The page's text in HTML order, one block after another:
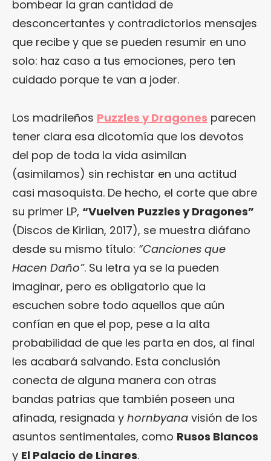
bombear la gran cantidad de
desconcertantes y contradictorios mensajes
que recibe y que se pueden resumir en uno
solo: haz caso a tus emociones, pero ten
cuidado porque te van a joder.
Los madrileños Puzzles y Dragones parecen
tener clara esa dicotomía que los devotos
del pop de toda la vida asimilan
(asimilamos) sin rechistar en una actitud
casi masoquista. De hecho, el corte que abre
su primer LP, “Vuelven Puzzles y Dragones”
(Discos de Kirlian, 2017), se muestra diáfano
desde su mismo título: “Canciones que
Hacen Daño”. Su letra ya se la pueden
imaginar, pero es obligatorio que la
escuchen sobre todo aquellos que aún
confían en que el pop, pese a la alta
probabilidad de que les parta en dos, al final
les acabará salvando. Esta conclusión
conecta de alguna manera con otras
bandas patrias que también poseen una
afinada, resignada y hornbyana visión de los
asuntos sentimentales, como Rusos Blancos
y El Palacio de Linares.